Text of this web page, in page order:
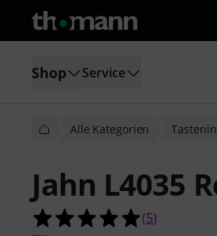
Shop Service
Alle Kategorien
Jahn L4035
5.0 von 5
(5)